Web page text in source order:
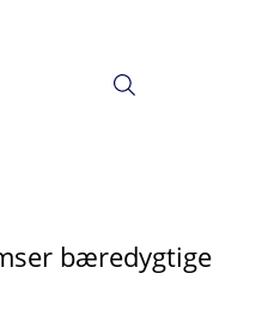
bæredygtige